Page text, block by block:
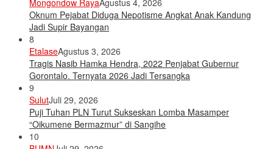
Mongondow RayaAgustus 4, 2026
Oknum Pejabat Diduga Nepotisme Angkat Anak Kandung
Jadi Supir Bayangan
8
EtalaseAgustus 3, 2026
Tragis Nasib Hamka Hendra, 2022 Penjabat Gubernur
Gorontalo. Ternyata 2026 Jadi Tersangka
9
SulutJuli 29, 2026
Puji Tuhan PLN Turut Sukseskan Lomba Masamper
“Oikumene Bermazmur” di Sangihe
10